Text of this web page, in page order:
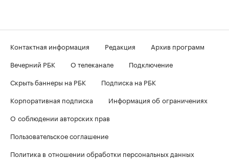
Контактная информация Редакция
Архив программ
Вечерний РБК
О телеканале
Подключение
Скрыть баннеры на РБК
Подписка на РБК
Корпоративная подписка
Информация об ограничениях
О соблюдении авторских прав
Пользовательское соглашение
Политика в отношении обработки персональных данных